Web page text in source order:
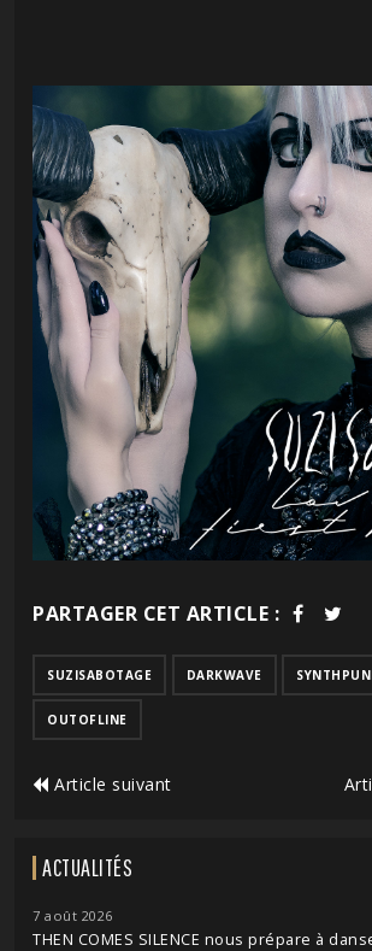
PARTAGER CET ARTICLE :
SUZISABOTAGE DARKWAVE
OUTOFLINE
Article suivant
ACTUALITÉS
7 août 2026
THEN COMES SILENCE nous prépare à